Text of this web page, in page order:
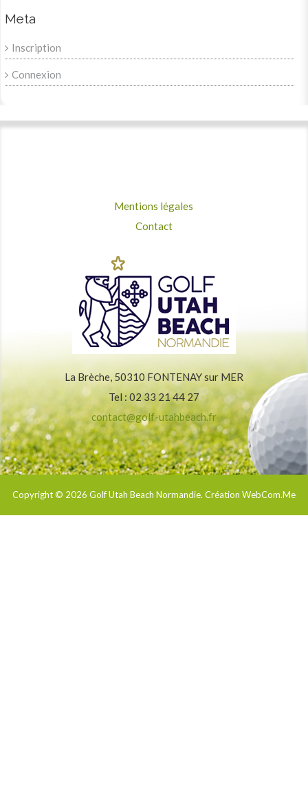
Meta
Inscription
Connexion
Mentions légales
Contact
La Brèche, 50310 FONTENAY sur MER
Tel : 02 33 21 44 27
contact@golf-utahbeach.fr
Copyright © 2026 Golf Utah Beach Normandie. Création WebCom.Me